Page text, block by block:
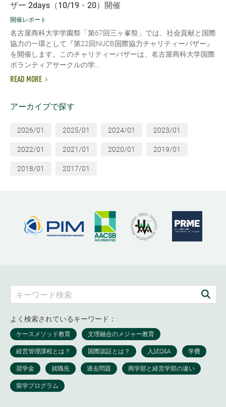
ザー 2days（10/19・20）開催
開催レポート
名古屋商科大学学園祭「第67回三ヶ峯祭」では、社会貢献と国際
協力の一環として『第22回NUCB国際協力チャリティーバザー』
を開催します。このチャリティーバザーは、名古屋商科大学国際
ボランティアサークルの学...
READ MORE
アーカイブで探す
2026/01 2025/01 2024/01 2023/01
2022/01 2021/01 2020/01 2019/01
2018/01 2017/01
よく検索されているキーワード：